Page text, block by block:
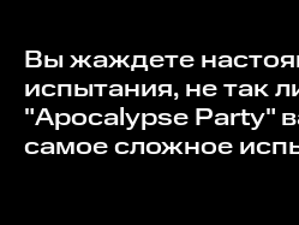
Вы жаждете настоящего
испытания, не так
"Apocalypse Party"
самое сложное